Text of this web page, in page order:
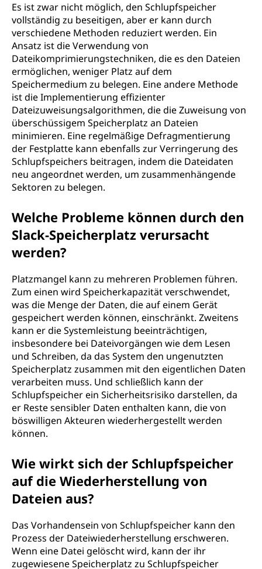
Es ist zwar nicht möglich, den Schlupfspeicher
vollständig zu beseitigen, aber er kann durch
verschiedene Methoden reduziert werden. Ein
Ansatz ist die Verwendung von
Dateikomprimierungstechniken, die es den Dateien
ermöglichen, weniger Platz auf dem
Speichermedium zu belegen. Eine andere Methode
ist die Implementierung effizienter
Dateizuweisungsalgorithmen, die die Zuweisung von
überschüssigem Speicherplatz an Dateien
minimieren. Eine regelmäßige Defragmentierung
der Festplatte kann ebenfalls zur Verringerung des
Schlupfspeichers beitragen, indem die Dateidaten
neu angeordnet werden, um zusammenhängende
Sektoren zu belegen.
Welche Probleme können durch den
Slack-Speicherplatz verursacht
werden?
Platzmangel kann zu mehreren Problemen führen.
Zum einen wird Speicherkapazität verschwendet,
was die Menge der Daten, die auf einem Gerät
gespeichert werden können, einschränkt. Zweitens
kann er die Systemleistung beeinträchtigen,
insbesondere bei Dateivorgängen wie dem Lesen
und Schreiben, da das System den ungenutzten
Speicherplatz zusammen mit den eigentlichen Daten
verarbeiten muss. Und schließlich kann der
Schlupfspeicher ein Sicherheitsrisiko darstellen, da
er Reste sensibler Daten enthalten kann, die von
böswilligen Akteuren wiederhergestellt werden
können.
Wie wirkt sich der Schlupfspeicher
auf die Wiederherstellung von
Dateien aus?
Das Vorhandensein von Schlupfspeicher kann den
Prozess der Dateiwiederherstellung erschweren.
Wenn eine Datei gelöscht wird, kann der ihr
zugewiesene Speicherplatz zu Schlupfspeicher